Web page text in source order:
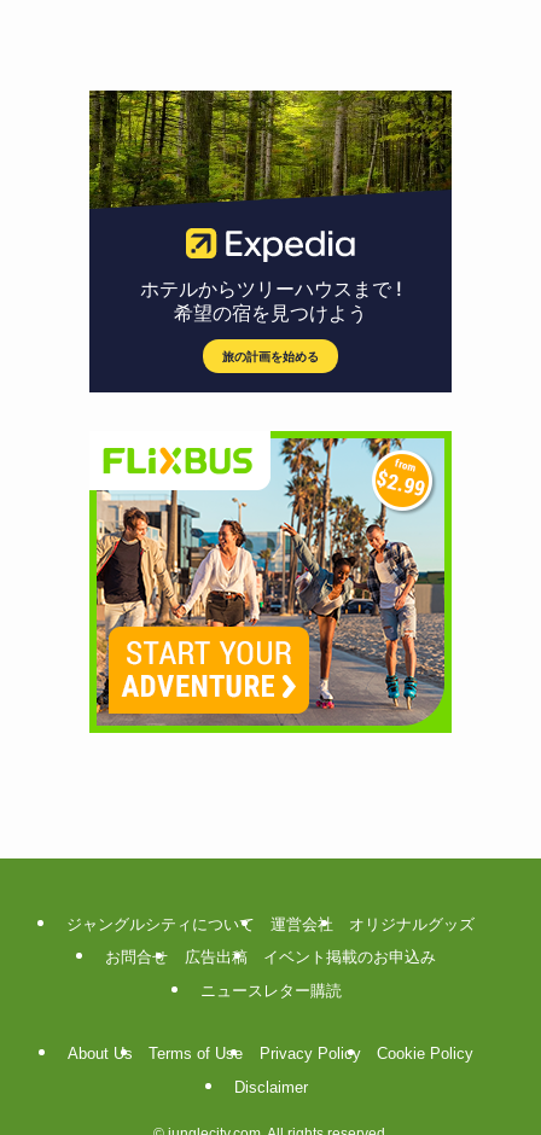
ジャングルシティについて 運営会社
オリジナルグッズ
お問合せ
広告出稿
イベント掲載のお申込み
ニュースレター購読
About Us Terms of Use Privacy Policy
Cookie Policy
Disclaimer